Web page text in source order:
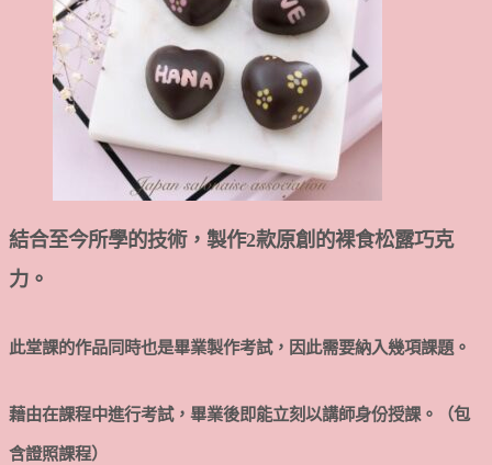
結合至今所學的技術，製作2款原創的裸食松露巧克
力。
此堂課的作品同時也是畢業製作考試，因此需要納入幾項課題。
藉由在課程中進行考試，畢業後即能立刻以講師身份授課。（包
含證照課程）